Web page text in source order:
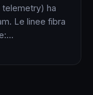
telemetry) ha
Le linee fibra